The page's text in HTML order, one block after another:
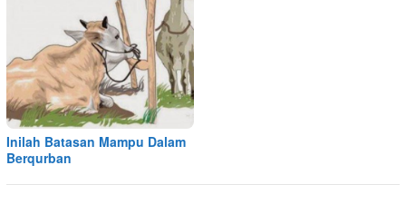
Inilah Batasan Mampu Dalam
Berqurban